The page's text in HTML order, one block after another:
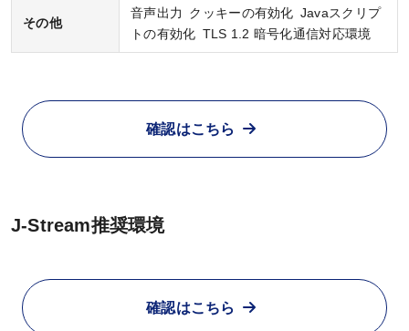
特定商取引法に基づく表示
教材等転売に関する禁止のお願い
その他
音声出力 クッキーの有効化 Javaスクリプ
トの有効化 TLS 1.2 暗号化通信対応環境
確認はこちら
J-Stream推奨環境
確認はこちら